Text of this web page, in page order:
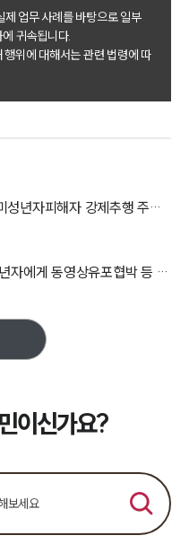
리
례
동향
업무
업무 사례를 바탕으로 일부
귀속됩니다.
위에 대해서는 관련 법령에 따
[미성년자의제유사강간 집행유예] 미성년자피해자 강제추행 주장하였으나 성범죄변호사 조력 실형을 면함
[아청법위반 항소심 집행유예] 미성년자에게 동영상유포협박 등 하였으나 성범죄변호사 조력 실형을 면함
이신가요?